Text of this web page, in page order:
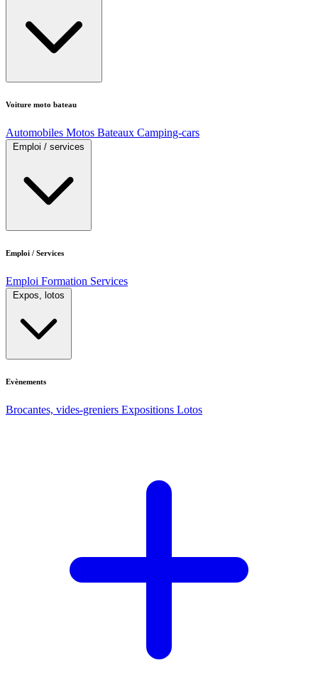
Voiture moto bateau
Automobiles Motos Bateaux Camping-cars
Emploi / services
Emploi / Services
Emploi Formation Services
Expos, lotos
Evènements
Brocantes, vides-greniers Expositions Lotos